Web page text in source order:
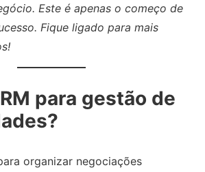
Este é apenas o começo de
Fique ligado para mais
para gestão de
organizar negociações